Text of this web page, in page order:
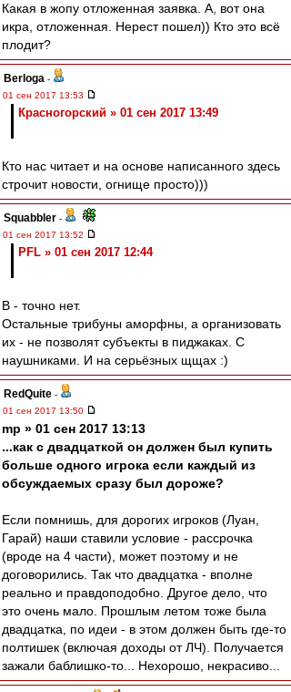
Какая в жопу отложенная заявка. А, вот она
икра, отложенная. Нерест пошел)) Кто это всё
плодит?
Berloga -
01 сен 2017 13:53
Красногорский » 01 сен 2017 13:49
Кто нас читает и на основе написанного здесь
строчит новости, огнище просто)))
Squabbler -
01 сен 2017 13:52
PFL » 01 сен 2017 12:44
В - точно нет.
Остальные трибуны аморфны, а организовать
их - не позволят субъекты в пиджаках. С
наушниками. И на серьёзных щщах :)
RedQuite -
01 сен 2017 13:50
mp » 01 сен 2017 13:13
...как с двадцаткой он должен был купить
больше одного игрока если каждый из
обсуждаемых сразу был дороже?
Если помнишь, для дорогих игроков (Луан,
Гарай) наши ставили условие - рассрочка
(вроде на 4 части), может поэтому и не
договорились. Так что двадцатка - вполне
реально и правдоподобно. Другое дело, что
это очень мало. Прошлым летом тоже была
двадцатка, по идеи - в этом должен быть где-то
полтишек (включая доходы от ЛЧ). Получается
зажали баблишко-то... Нехорошо, некрасиво...